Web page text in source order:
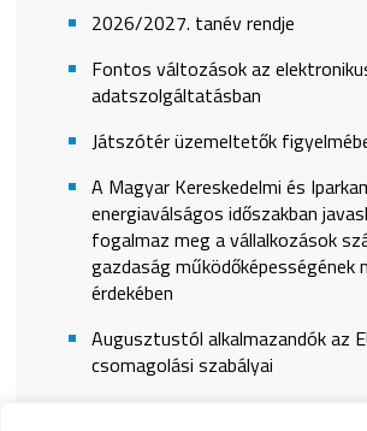
2026/2027. tanév rendje
Fontos változások az
adatszolgáltatásban
Játszótér üzemeltetők
A Magyar Kereskedelmi és
energiaválságos időszakban
fogalmaz meg a vállalkozások
gazdaság működőképességének
érdekében
Augusztustól alkalmazandók az
csomagolási szabályai